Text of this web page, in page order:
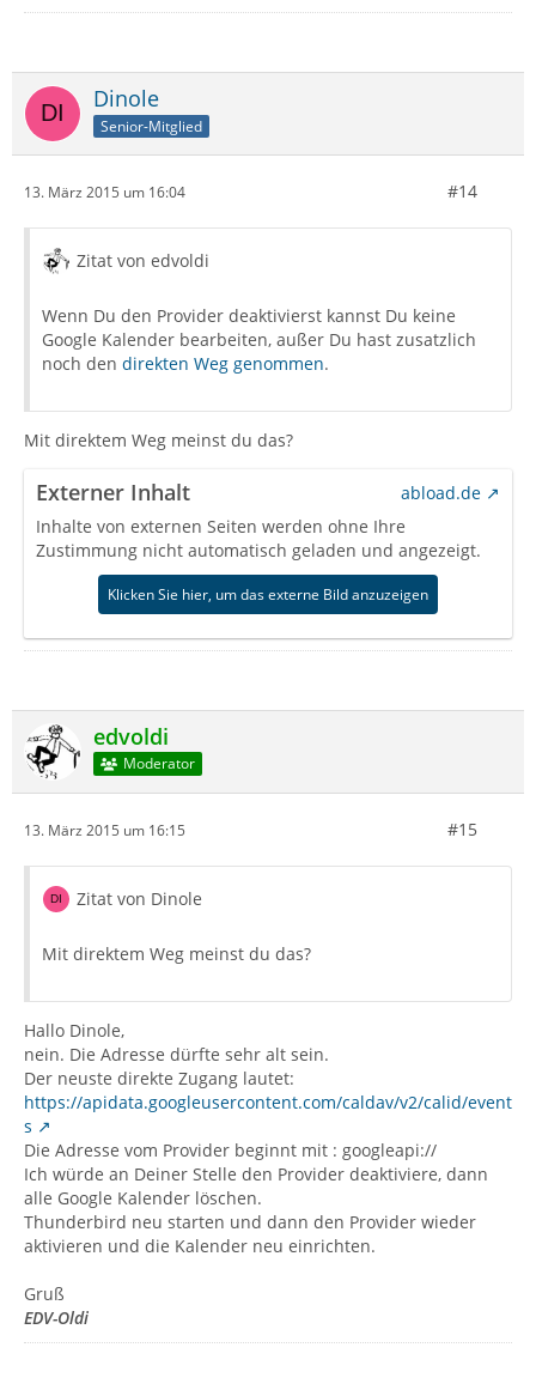
Dinole
Senior-Mitglied
13. März 2015 um 16:04 #14
Zitat von edvoldi
Wenn Du den Provider deaktivierst kannst Du keine
Google Kalender bearbeiten, außer Du hast zusatzlich
noch den direkten Weg genommen.
Mit direktem Weg meinst du das?
Externer Inhalt
abload.de
Inhalte von externen Seiten werden ohne Ihre
Zustimmung nicht automatisch geladen und angezeigt.
Klicken Sie hier, um das externe Bild anzuzeigen
edvoldi
Moderator
13. März 2015 um 16:15 #15
Zitat von Dinole
Mit direktem Weg meinst du das?
Hallo Dinole,
nein. Die Adresse dürfte sehr alt sein.
Der neuste direkte Zugang lautet:
https://apidata.googleusercontent.com/caldav/v2/calid/event
s
Die Adresse vom Provider beginnt mit : googleapi://
Ich würde an Deiner Stelle den Provider deaktiviere, dann
alle Google Kalender löschen.
Thunderbird neu starten und dann den Provider wieder
aktivieren und die Kalender neu einrichten.
Gruß
EDV-Oldi